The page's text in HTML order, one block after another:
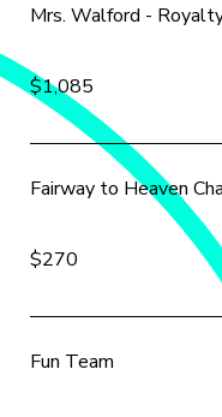
Mrs. Walford -
$1,085
Fairway to Heaven
$270
Fun Team